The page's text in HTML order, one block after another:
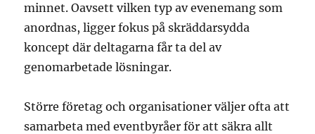
minnet. Oavsett vilken typ av evenemang som
anordnas, ligger fokus på skräddarsydda
koncept där deltagarna får ta del av
genomarbetade lösningar.
Större företag och organisationer väljer ofta att
samarbeta med eventbyråer för att säkra allt